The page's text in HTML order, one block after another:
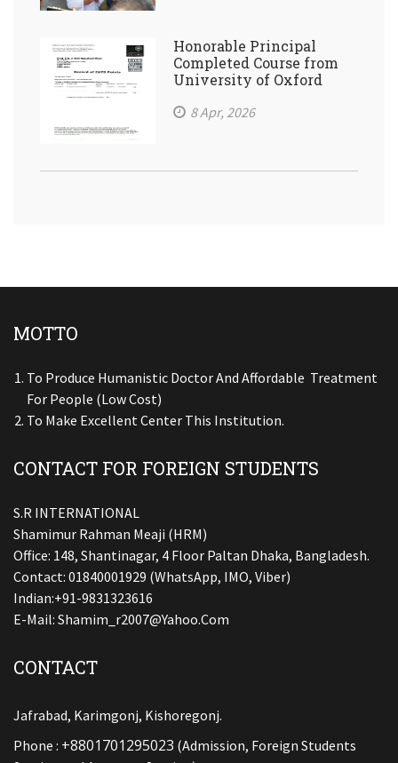
Honorable Principal
Completed Course from
University of Oxford
8 Apr, 2026
MOTTO
To Produce Humanistic Doctor And Affordable Treatment
For People (low Cost)
To Make Excellent Center This Institution.
CONTACT FOR FOREIGN STUDENTS
S.R INTERNATIONAL
Shamimur Rahman Meaji (HRM)
Office: 148, Shantinagar, 4 Floor Paltan Dhaka, Bangladesh.
Contact: 01840001929 (WhatsApp, IMO, Viber)
Indian:+91-9831323616
E-Mail: Shamim_r2007@yahoo.com
CONTACT
Jafrabad, Karimgonj, Kishoregonj.
Phone : +8801701295023 (Admission, Foreign Students